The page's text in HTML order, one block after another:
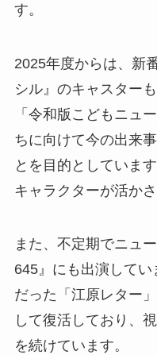
す。
2025年度からは、新
シル』のキャスター
「令和版こどもニュ
ちに向けて今の出来
とを目的としていま
キャラクターが活か
また、不定期でニュ
645』にも出演して
だった「江原レター
して復活しており、
を続けています。